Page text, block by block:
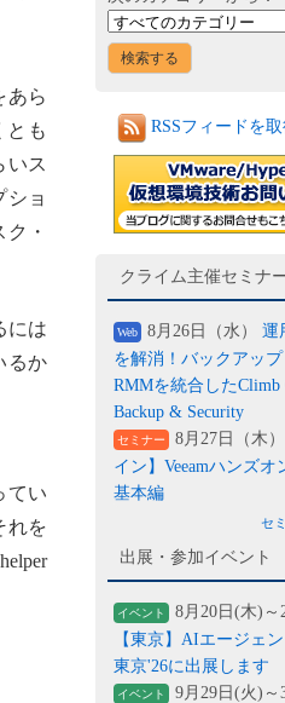
あら
とも
いス
ショ
・
には
るか
てい
れを
RSSフィードを
クライム主催セミナ
Web 8月26日（水） 運
を解消！バックアップ
RMMを統合したClimb
Backup & Security
セミナー 8月27日（木）
イン】Veeamハンズオ
基本編
セ
出展・参加イベント
イベント
8月20日(木)～
【東京】AIエージェ
東京'26に出展します
イベント
9月29日(火)～